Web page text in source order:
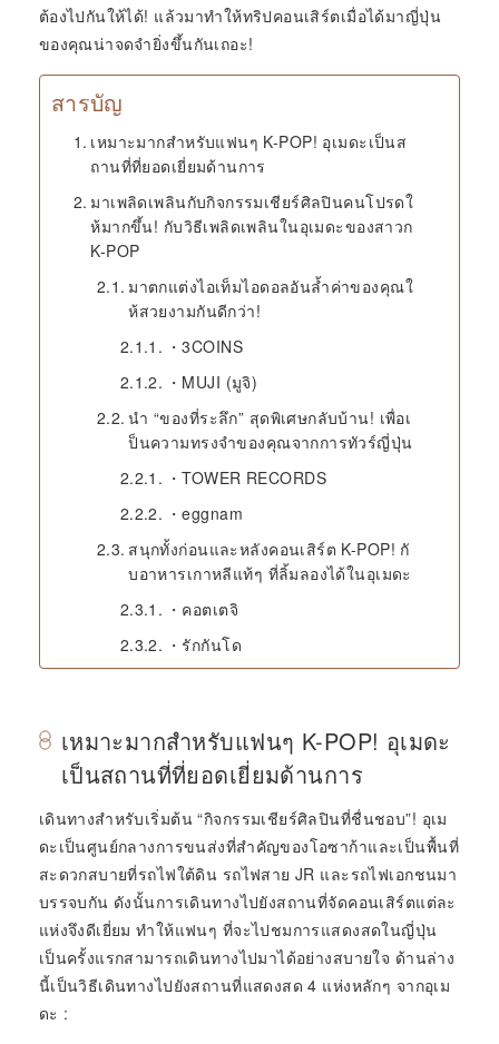
ต้องไปกันให้ได้! แล้วมาทำให้ทริปคอนเสิร์ตเมื่อได้มาญี่ปุ่น
ของคุณน่าจดจำยิ่งขึ้นกันเถอะ!
สารบัญ
เหมาะมากสำหรับแฟนๆ K-POP! อุเมดะเป็นส
ถานที่ที่ยอดเยี่ยมด้านการ
มาเพลิดเพลินกับกิจกรรมเชียร์ศิลปินคนโปรดใ
ห้มากขึ้น! กับวิธีเพลิดเพลินในอุเมดะของสาวก
K-POP
มาตกแต่งไอเท็มไอดอลอันล้ำค่าของคุณใ
ห้สวยงามกันดีกว่า!
・3COINS
・MUJI (มูจิ)
นำ “ของที่ระลึก” สุดพิเศษกลับบ้าน! เพื่อเ
ป็นความทรงจำของคุณจากการทัวร์ญี่ปุ่น
・TOWER RECORDS
・eggnam
สนุกทั้งก่อนและหลังคอนเสิร์ต K-POP! กั
บอาหารเกาหลีแท้ๆ ที่ลิ้มลองได้ในอุเมดะ
・คอตเตจิ
・รักกันโด
เหมาะมากสำหรับแฟนๆ K-POP! อุเมดะ
เป็นสถานที่ที่ยอดเยี่ยมด้านการ
เดินทางสำหรับเริ่มต้น “กิจกรรมเชียร์ศิลปินที่ชื่นชอบ”! อุเม
ดะเป็นศูนย์กลางการขนส่งที่สำคัญของโอซาก้าและเป็นพื้นที่
สะดวกสบายที่รถไฟใต้ดิน รถไฟสาย JR และรถไฟเอกชนมา
บรรจบกัน ดังนั้นการเดินทางไปยังสถานที่จัดคอนเสิร์ตแต่ละ
แห่งจึงดีเยี่ยม ทำให้แฟนๆ ที่จะไปชมการแสดงสดในญี่ปุ่น
เป็นครั้งแรกสามารถเดินทางไปมาได้อย่างสบายใจ ด้านล่าง
นี้เป็นวิธีเดินทางไปยังสถานที่แสดงสด 4 แห่งหลักๆ จากอุเม
ดะ :